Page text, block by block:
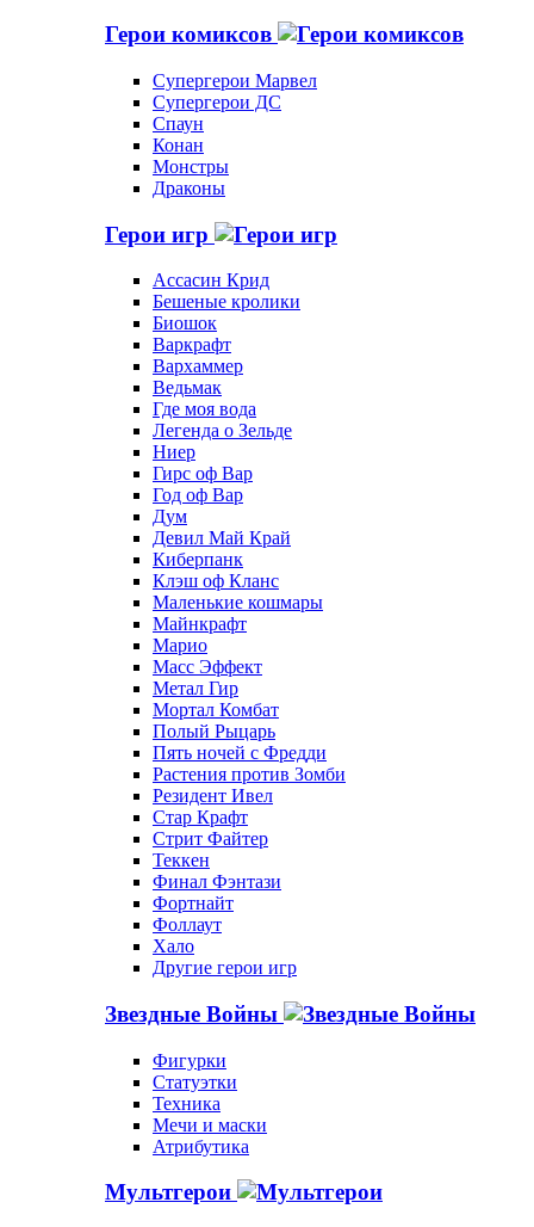
Герои комиксов
Супергерои Марвел
Супергерои ДС
Спаун
Конан
Монстры
Драконы
Герои игр
Ассасин Крид
Бешеные кролики
Биошок
Варкрафт
Вархаммер
Ведьмак
Где моя вода
Легенда о Зельде
Ниер
Гирс оф Вар
Год оф Вар
Дум
Девил Май Край
Киберпанк
Клэш оф Кланс
Маленькие кошмары
Майнкрафт
Марио
Масс Эффект
Метал Гир
Мортал Комбат
Полый Рыцарь
Пять ночей с Фредди
Растения против Зомби
Резидент Ивел
Стар Крафт
Стрит Файтер
Теккен
Финал Фэнтази
Фортнайт
Фоллаут
Хало
Другие герои игр
Звездные Войны
Фигурки
Статуэтки
Техника
Мечи и маски
Атрибутика
Мультгерои